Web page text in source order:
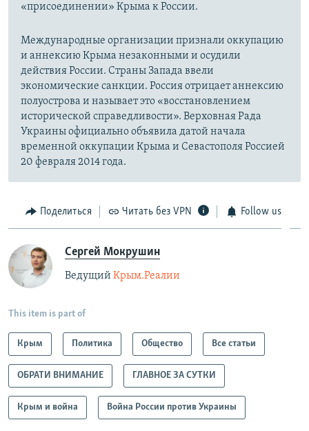
«присоединении» Крыма к России.
Международные организации признали оккупацию
и аннексию Крыма незаконными и осудили
действия России. Страны Запада ввели
экономические санкции. Россия отрицает аннексию
полуострова и называет это «восстановлением
исторической справедливости». Верховная Рада
Украины официально объявила датой начала
временной оккупации Крыма и Севастополя Россией
20 февраля 2014 года.
Поделиться Читать без VPN Follow us
Сергей Мокрушин
Ведущий Крым.Реалии
This item is part of
Крым Политика Общество Все статьи
ОБРАТИ ВНИМАНИЕ ГЛАВНОЕ ЗА СУТКИ
Крым и война Война России против Украины